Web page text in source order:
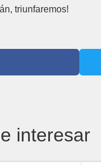
triunfaremos!
interesar